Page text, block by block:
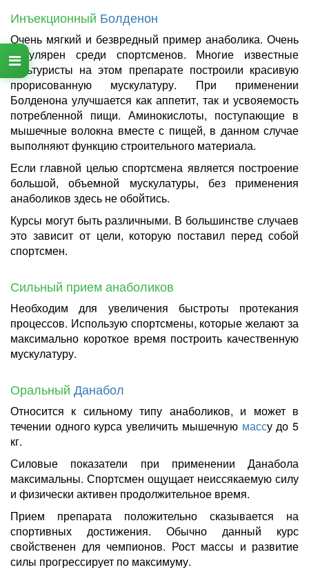
Инъекционный Болденон
Очень мягкий и безвредный пример анаболика. Очень
популярен среди спортсменов. Многие известные
культуристы на этом препарате построили красивую
прорисованную мускулатуру. При применении
Болденона улучшается как аппетит, так и усвояемость
потребленной пищи. Аминокислоты, поступающие в
мышечные волокна вместе с пищей, в данном случае
выполняют функцию строительного материала.
Если главной целью спортсмена является построение
большой, объемной мускулатуры, без применения
анаболиков здесь не обойтись.
Курсы могут быть различными. В большинстве случаев
это зависит от цели, которую поставил перед собой
спортсмен.
Сильный прием анаболиков
Необходим для увеличения быстроты протекания
процессов. Использую спортсмены, которые желают за
максимально короткое время построить качественную
мускулатуру.
Оральный Данабол
Относится к сильному типу анаболиков, и может в
течении одного курса увеличить мышечную массу до 5
кг.
Силовые показатели при применении Данабола
максимальны. Спортсмен ощущает неиссякаемую силу
и физически активен продолжительное время.
Прием препарата положительно сказывается на
спортивных достижения. Обычно данный курс
свойственен для чемпионов. Рост массы и развитие
силы прогрессирует по максимуму.